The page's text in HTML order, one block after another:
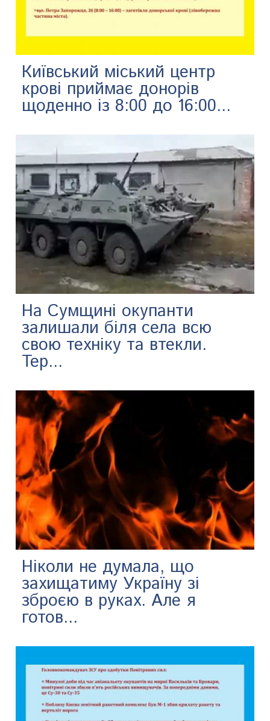
Київський міський центр
крові приймає донорів
щоденно із 8:00 до 16:00...
На Сумщині окупанти
залишали біля села всю
свою техніку та втекли.
Тер...
Ніколи не думала, що
захищатиму Україну зі
зброєю в руках. Але я
готов...